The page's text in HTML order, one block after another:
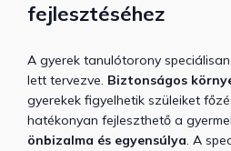
fejlesztéséhez
A gyerek tanulótorony
lett tervezve. Biztonságos
gyerekek figyelhetik szüleiket
hatékonyan fejleszthető a
önbizalma és egyensúlya. A